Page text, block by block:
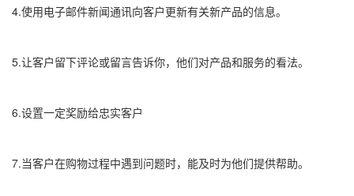
4.使用电子邮件新闻通讯向客户更新有关新产品的信息。
5.让客户留下评论或留言告诉你，他们对产品和服务的看法。
6.设置一定奖励给忠实客户
7.当客户在购物过程中遇到问题时，能及时为他们提供帮助。